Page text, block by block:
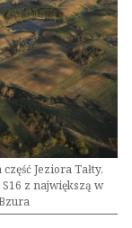
Jeziora Tałty,
z największą w